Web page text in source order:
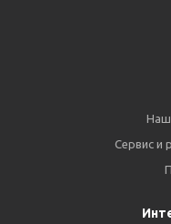
Сервис и